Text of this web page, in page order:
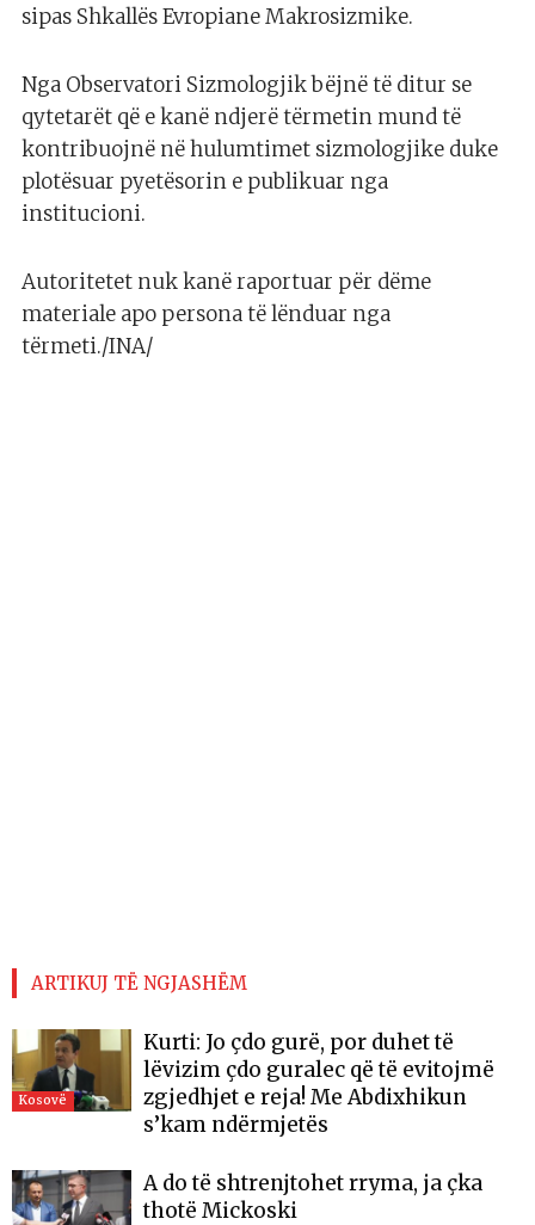
sipas Shkallës Evropiane Makrosizmike.
Nga Observatori Sizmologjik bëjnë të ditur se
qytetarët që e kanë ndjerë tërmetin mund të
kontribuojnë në hulumtimet sizmologjike duke
plotësuar pyetësorin e publikuar nga
institucioni.
Autoritetet nuk kanë raportuar për dëme
materiale apo persona të lënduar nga
tërmeti./INA/
ARTIKUJ TË NGJASHËM
Kosovë
Kurti: Jo çdo gurë, por duhet të
lëvizim çdo guralec që të evitojmë
zgjedhjet e reja! Me Abdixhikun
s’kam ndërmjetës
A do të shtrenjtohet rryma, ja çka
thotë Mickoski